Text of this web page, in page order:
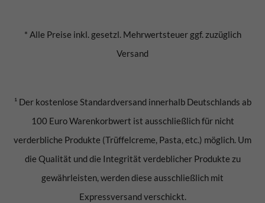
* Alle Preise inkl. gesetzl. Mehrwertsteuer ggf. zuzüglich
Versand
¹ Der kostenlose Standardversand innerhalb Deutschlands ab
100 Euro Warenkorbwert ist ausschließlich für nicht
verderbliche Produkte (Trüffelcreme, Pasta, etc.) möglich. Um
die Qualität und die Integrität verdeblicher Produkte zu
gewährleisten, werden diese ausschließlich mit
Expressversand verschickt.